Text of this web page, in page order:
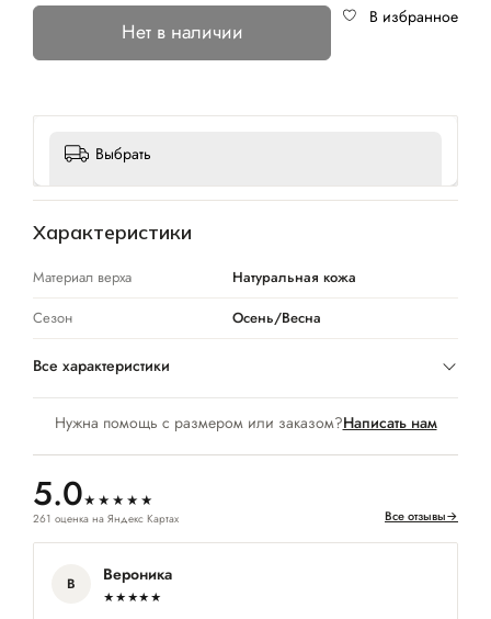
Нет в наличии
В избранное
Выбрать
Нужна помощь с размером или заказом?Написать нам
5.0★★★★★
261 оценка на Яндекс Картах Все отзывы→
В Вероника
★★★★★
Характеристики
Материал верха
Натуральная кожа
Сезон
Осень/Весна
Все характеристики